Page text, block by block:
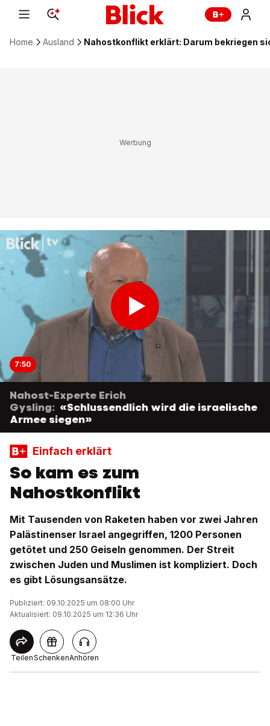
Home Ausland Nahostkonflikt erklärt: Darum bekriegen
7:50
Nahost-Experte Erich
Gysling: «Schlussendlich wird die israelische
Armee siegen»
Einfach erklärt
So kam es zum
Nahostkonflikt
Mit Tausenden von Raketen haben vor zwei Jahren
Palästinenser Israel angegriffen, 1200 Personen
getötet und 250 Geiseln genommen. Der Streit
zwischen Juden und Muslimen ist kompliziert. Doch
es gibt Lösungsansätze.
Publiziert: 09.10.2025 um 08:00 Uhr
Aktualisiert: 09.10.2025 um 12:36 Uhr
TeilenSchenkenAnhören